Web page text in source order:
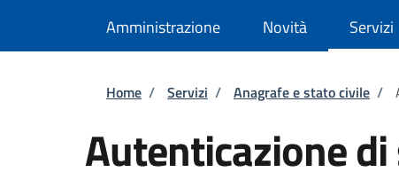
Amministrazione Novità Servizi
Briciole di pane
Home / Servizi / Anagrafe e stato civile /
Autenticazione